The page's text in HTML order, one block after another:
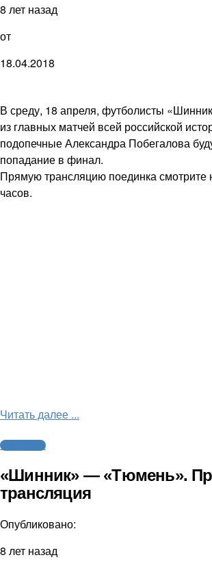
8 лет назад
от
18.04.2018
В среду, 18 апреля, футболисты
из главных матчей всей российской
подопечные Александра Побегалова
попадание в финал.
Прямую трансляцию поединка смотрите
часов.
Читать далее ...
Трансляции
«Шинник» — «Тюмень».
трансляция
Опубликовано:
8 лет назад